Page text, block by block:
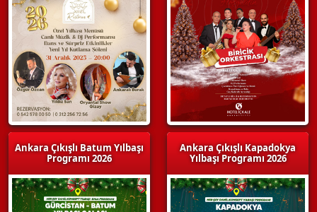
Ankara Çıkışlı Batum Yılbaşı
Programı 2026
Ankara Çıkışlı Kapadokya
Yılbaşı Programı 2026